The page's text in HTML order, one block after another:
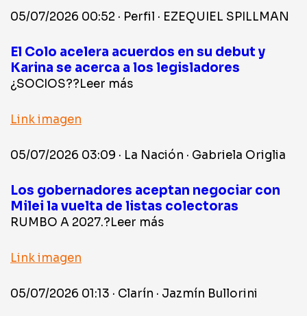
05/07/2026 00:52 · Perfil · EZEQUIEL SPILLMAN
El Colo acelera acuerdos en su debut y
Karina se acerca a los legisladores
¿SOCIOS??Leer más
Link imagen
05/07/2026 03:09 · La Nación · Gabriela Origlia
Los gobernadores aceptan negociar con
Milei la vuelta de listas colectoras
RUMBO A 2027.?Leer más
Link imagen
05/07/2026 01:13 · Clarín · Jazmín Bullorini